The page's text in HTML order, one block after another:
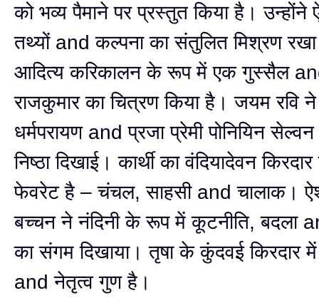
को भव्य पैमाने पर प्रस्तुत किया है। उन्होंने
तथ्यों and कल्पना का संतुलित मिश्रण
आदित्य करिकालन के रूप में एक गुस्सैल
राजकुमार का चित्रण किया है। जयम रवि
धर्मपरायण and प्रजा प्रेमी पोनियिन
निष्ठा दिखाई। कार्थी का वंदियादेवन
फेवरेट है – चंचल, साहसी and चालाक।
बच्चन ने नंदिनी के रूप में कूटनीति, बदला
का संगम दिखाया। तृषा के कुंदवई किरदार में
and नेतृत्व गुण है।